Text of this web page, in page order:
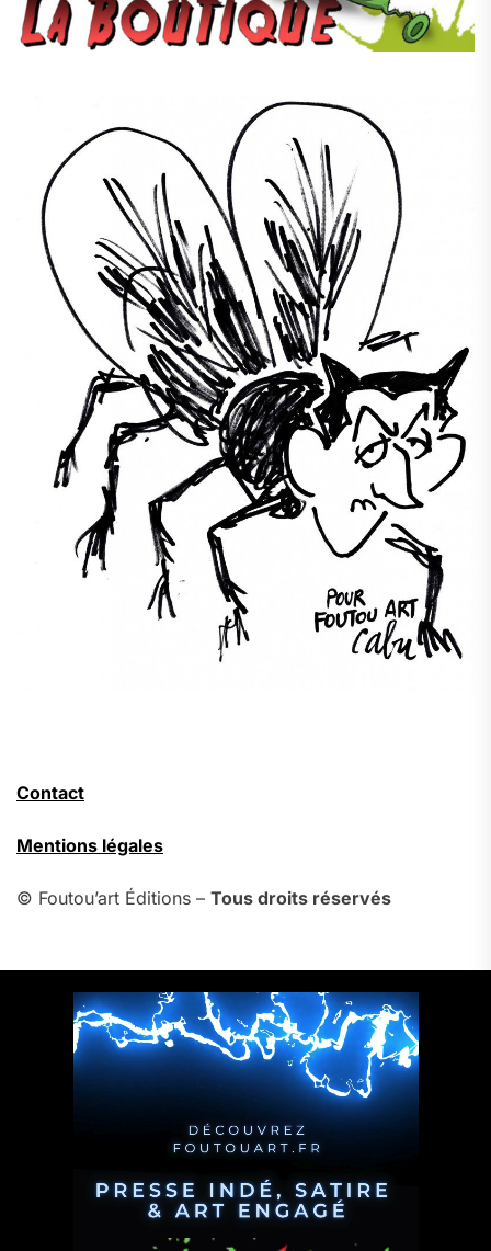
Contact
Mentions légales
© Foutou’art Éditions – Tous droits réservés